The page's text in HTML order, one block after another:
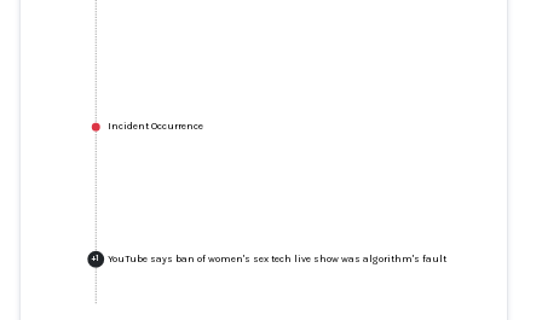
Incident Occurrence
+1 YouTube says ban of women's sex tech live show was algorithm's fault